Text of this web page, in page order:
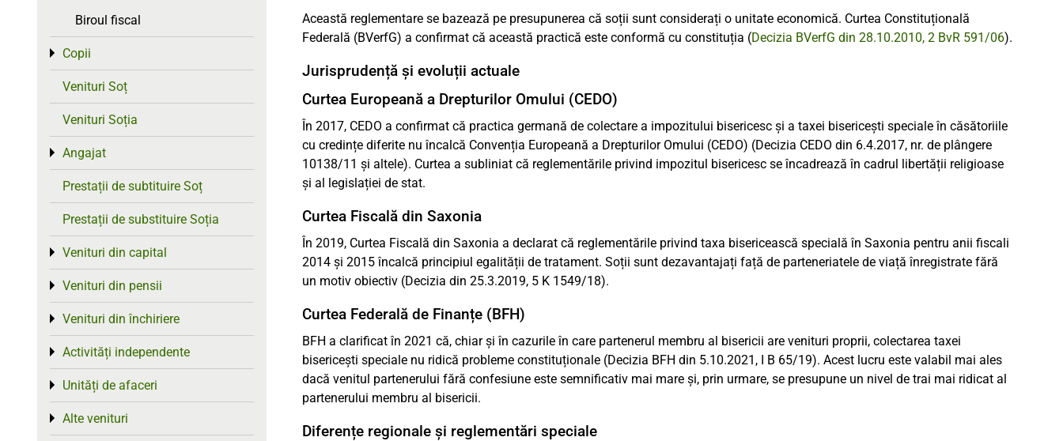
Această reglementare se bazează pe presupunerea că soții sunt considerați o unitate economică. Curtea Constituțională
Federală (BVerfG) a confirmat că această practică este conformă cu constituția (Decizia BVerfG din 28.10.2010, 2 BvR 591/06).
Jurisprudență și evoluții actuale
Curtea Europeană a Drepturilor Omului (CEDO)
În 2017, CEDO a confirmat că practica germană de colectare a impozitului bisericesc și a taxei bisericești speciale în căsătoriile
cu credințe diferite nu încalcă Convenția Europeană a Drepturilor Omului (CEDO) (Decizia CEDO din 6.4.2017, nr. de plângere
10138/11 și altele). Curtea a subliniat că reglementările privind impozitul bisericesc se încadrează în cadrul libertății religioase
și al legislației de stat.
Curtea Fiscală din Saxonia
În 2019, Curtea Fiscală din Saxonia a declarat că reglementările privind taxa bisericească specială în Saxonia pentru anii fiscali
2014 și 2015 încalcă principiul egalității de tratament. Soții sunt dezavantajați față de parteneriatele de viață înregistrate fără
un motiv obiectiv (Decizia din 25.3.2019, 5 K 1549/18).
Curtea Federală de Finanțe (BFH)
BFH a clarificat în 2021 că, chiar și în cazurile în care partenerul membru al bisericii are venituri proprii, colectarea taxei
bisericești speciale nu ridică probleme constituționale (Decizia BFH din 5.10.2021, I B 65/19). Acest lucru este valabil mai ales
dacă venitul partenerului fără confesiune este semnificativ mai mare și, prin urmare, se presupune un nivel de trai mai ridicat al
partenerului membru al bisericii.
Diferențe regionale și reglementări speciale
Biroul fiscal
Copii
Toggle menu
Venituri Soț
Venituri Soția
Angajat
Toggle menu
Prestații de subtituire Soț
Prestații de substituire Soția
Venituri din capital
Toggle menu
Venituri din pensii
Toggle menu
Venituri din închiriere
Toggle menu
Activități independente
Toggle menu
Unități de afaceri
Toggle menu
Alte venituri
Toggle menu